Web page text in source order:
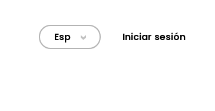
Esp > Iniciar sesión